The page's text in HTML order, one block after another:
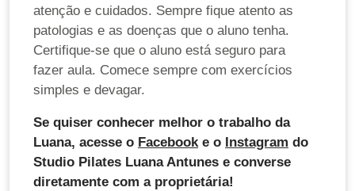
atenção e cuidados. Sempre fique atento as
patologias e as doenças que o aluno tenha.
Certifique-se que o aluno está seguro para
fazer aula. Comece sempre com exercícios
simples e devagar.
Se quiser conhecer melhor o trabalho da
Luana, acesse o Facebooke o Instagram do
Studio Pilates Luana Antunes e converse
diretamente com a proprietária!